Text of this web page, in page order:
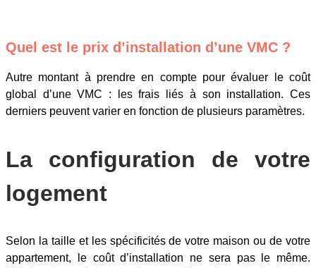
Quel est le prix d’installation d’une VMC ?
Autre montant à prendre en compte pour évaluer le coût
global d’une VMC : les frais liés à son installation. Ces
derniers peuvent varier en fonction de plusieurs paramètres.
La configuration de votre
logement
Selon la taille et les spécificités de votre maison ou de votre
appartement, le coût d’installation ne sera pas le même.